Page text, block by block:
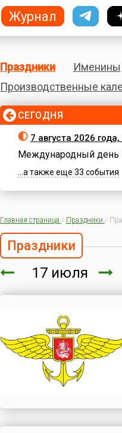
Праздники Именины
Производственные
СЕГОДНЯ
7 августа 2026
Международный день
...а также еще 33 события
Главная страница / Праздники /
Праздники
17 июля
Журнал